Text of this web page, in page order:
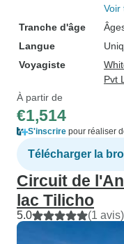
Voir
Tranche d'âge
Langue
Voyagiste
Pvt
À partir de
€1,514
S'inscrire pour réaliser
Télécharger la
Circuit de
lac Tilicho
5.0 (1 avis)